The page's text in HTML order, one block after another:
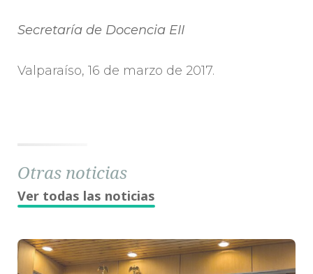
Secretaría de Docencia EII
Valparaíso, 16 de marzo de 2017.
Otras noticias
Ver todas las noticias